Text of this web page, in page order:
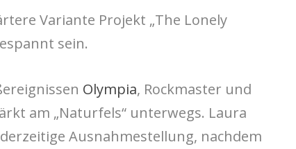
Variante Projekt „The Lonely
sein.
Olympia, Rockmaster und
am „Naturfels“ unterwegs. Laura
Ausnahmestellung, nachdem